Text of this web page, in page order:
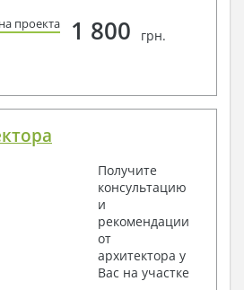
проекта 1 800 грн.
Получите
консультацию
и
рекомендации
от
архитектора у
Вас на участке